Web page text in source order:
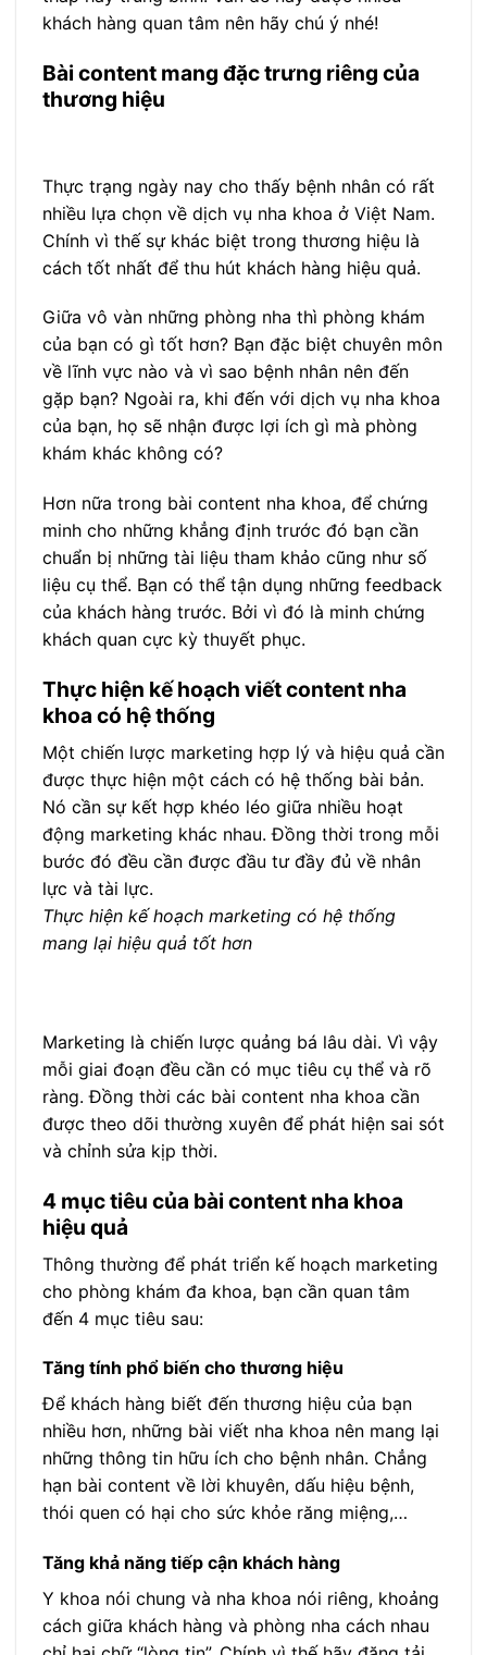
khách hàng quan tâm nên hãy chú ý nhé!
Bài content mang đặc trưng riêng của
thương hiệu
Thực trạng ngày nay cho thấy bệnh nhân có rất
nhiều lựa chọn về dịch vụ nha khoa ở Việt Nam.
Chính vì thế sự khác biệt trong thương hiệu là
cách tốt nhất để thu hút khách hàng hiệu quả.
Giữa vô vàn những phòng nha thì phòng khám
của bạn có gì tốt hơn? Bạn đặc biệt chuyên môn
về lĩnh vực nào và vì sao bệnh nhân nên đến
gặp bạn? Ngoài ra, khi đến với dịch vụ nha khoa
của bạn, họ sẽ nhận được lợi ích gì mà phòng
khám khác không có?
Hơn nữa trong bài content nha khoa, để chứng
minh cho những khẳng định trước đó bạn cần
chuẩn bị những tài liệu tham khảo cũng như số
liệu cụ thể. Bạn có thể tận dụng những feedback
của khách hàng trước. Bởi vì đó là minh chứng
khách quan cực kỳ thuyết phục.
Thực hiện kế hoạch viết content nha
khoa có hệ thống
Một chiến lược marketing hợp lý và hiệu quả cần
được thực hiện một cách có hệ thống bài bản.
Nó cần sự kết hợp khéo léo giữa nhiều hoạt
động marketing khác nhau. Đồng thời trong mỗi
bước đó đều cần được đầu tư đầy đủ về nhân
lực và tài lực.
Thực hiện kế hoạch marketing có hệ thống
mang lại hiệu quả tốt hơn
Marketing là chiến lược quảng bá lâu dài. Vì vậy
mỗi giai đoạn đều cần có mục tiêu cụ thể và rõ
ràng. Đồng thời các bài content nha khoa cần
được theo dõi thường xuyên để phát hiện sai sót
và chỉnh sửa kịp thời.
4 mục tiêu của bài content nha khoa
hiệu quả
Thông thường để phát triển kế hoạch marketing
cho phòng khám đa khoa, bạn cần quan tâm
đến 4 mục tiêu sau:
Tăng tính phổ biến cho thương hiệu
Để khách hàng biết đến thương hiệu của bạn
nhiều hơn, những bài viết nha khoa nên mang lại
những thông tin hữu ích cho bệnh nhân. Chẳng
hạn bài content về lời khuyên, dấu hiệu bệnh,
thói quen có hại cho sức khỏe răng miệng,…
Tăng khả năng tiếp cận khách hàng
Y khoa nói chung và nha khoa nói riêng, khoảng
cách giữa khách hàng và phòng nha cách nhau